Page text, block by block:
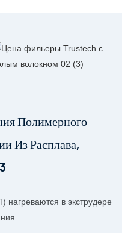
в экструдере